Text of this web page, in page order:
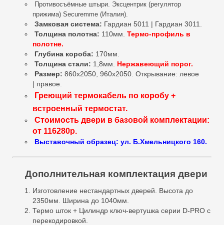
Противосъёмные штыри. Эксцентрик (регулятор
прижима) Securemme (Италия).
Замковая система: Гардиан 5011 | Гардиан 3011.
Толщина полотна: 110мм. Термо-профиль в
полотне.
Глубина короба: 170мм.
Толщина стали: 1,8мм. Нержавеющий порог.
Размер: 860х2050, 960х2050. Открывание: левое
| правое.
Греющий термокабель по коробу +
встроенный термостат.
Стоимость двери в базовой комплектации:
от 116280р.
Выставочный образец: ул. Б.Хмельницкого 160.
Дополнительная комплектация двери
Изготовление нестандартных дверей. Высота до
2350мм. Ширина до 1040мм.
Термо шток + Цилиндр ключ-вертушка серии D-PRO c
перекодировкой.